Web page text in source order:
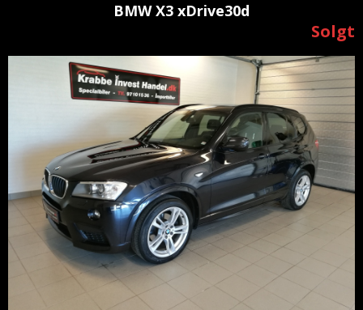
BMW X3 xDrive30d
Solgt